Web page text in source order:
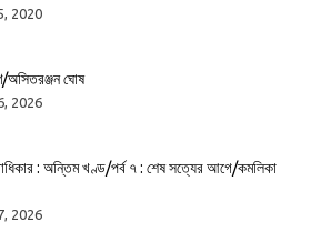
2020
অসিতরঞ্জন ঘোষ
2026
: অন্তিম খণ্ড/পর্ব ৭ : শেষ সত্যের আগে/কমলিকা
2026